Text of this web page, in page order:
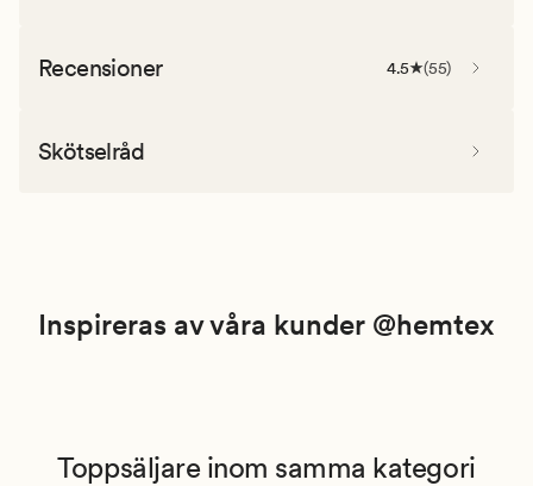
Recensioner 4.5 (55)
Skötselråd
Inspireras av våra kunder @hemtex
Toppsäljare inom samma kategori